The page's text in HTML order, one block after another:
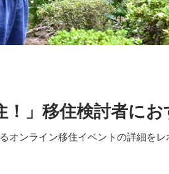
！」移住検討者に
オンライン移住イベントの詳細を